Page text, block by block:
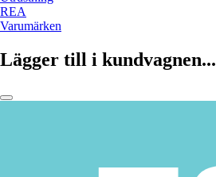
REA
Varumärken
Lägger till i kundvagnen...